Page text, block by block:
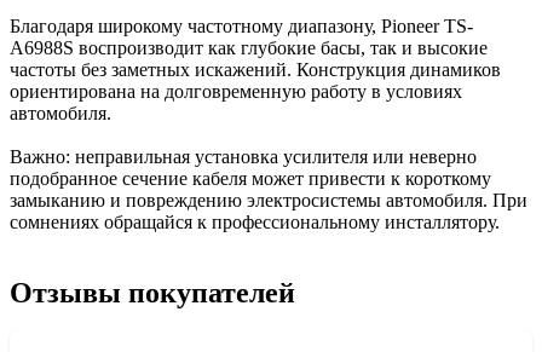
Благодаря широкому частотному диапазону, Pioneer TS-
A6988S воспроизводит как глубокие басы, так и высокие
частоты без заметных искажений. Конструкция динамиков
ориентирована на долговременную работу в условиях
автомобиля.
Важно: неправильная установка усилителя или неверно
подобранное сечение кабеля может привести к короткому
замыканию и повреждению электросистемы автомобиля. При
сомнениях обращайся к профессиональному инсталлятору.
Отзывы покупателей